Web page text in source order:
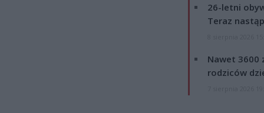
26-letni
Teraz
Nawet 3600
rodziców